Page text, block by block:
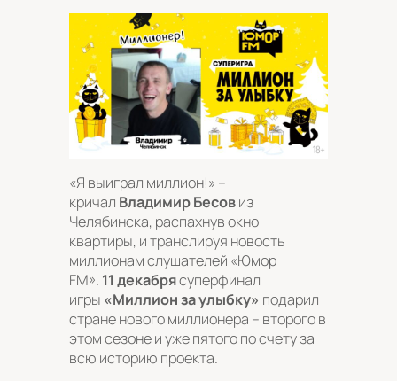
«Я выиграл миллион!» –
кричал Владимир Бесовиз
Челябинска, распахнув окно
квартиры, и транслируя новость
миллионам слушателей «Юмор
FM». 11 декабрясуперфинал
игры «Миллион за улыбку» подарил
стране нового миллионера – второго в
этом сезоне и уже пятого по счету за
всю историю проекта.